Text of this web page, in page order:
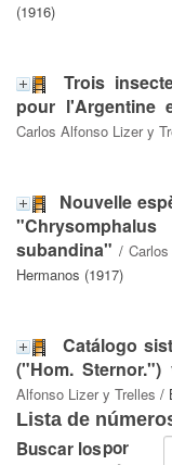
(1916)
Trois
pour l'Argentine
Carlos Alfonso Lizer y
Nouvelle
subandina" /
Hermanos (1917)
Catálogo
("Hom.
Alfonso Lizer y Trelles /
Lista de
Buscar lospor